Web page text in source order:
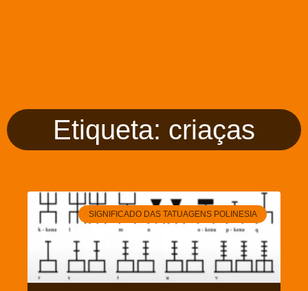
Etiqueta: criaças
SIGNIFICADO DAS TATUAGENS POLINESIA